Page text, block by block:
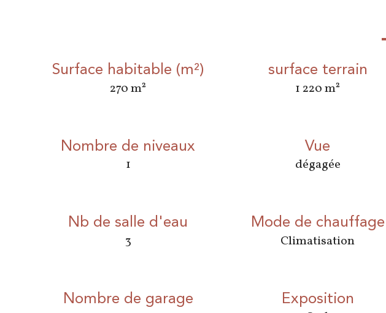
Surface habitable (m²)
270 m²
surface terrain
1 220 m²
Nombre de niveaux
1
Vue
dégagée
Nb de salle d'eau
3
Mode de chauffage
Climatisation
Nombre de garage Exposition